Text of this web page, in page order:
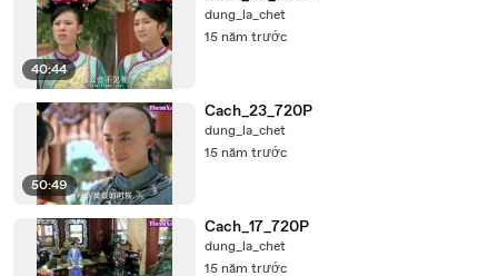
40:44
dung_la_chet
15 năm trước
50:49
Cach_23_720P
dung_la_chet
15 năm trước
Cach_17_720P
dung_la_chet
15 năm trước